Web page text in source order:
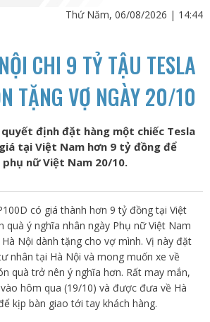
Thứ Năm, 06/08/2026 | 14:44
CHI 9 TỶ TẬU TESLA
TẶNG VỢ NGÀY 20/10
định đặt hàng một chiếc Tesla
tại Việt Nam hơn 9 tỷ đồng để
nữ Việt Nam 20/10.
có giá thành hơn 9 tỷ đồng tại Việt
quà ý nghĩa nhân ngày Phụ nữ Việt Nam
Nội dành tặng cho vợ mình. Vị này đặt
nhân tại Hà Nội và mong muốn xe về
quà trở nên ý nghĩa hơn. Rất may mắn,
hôm qua (19/10) và được đưa về Hà
kịp bàn giao tới tay khách hàng.